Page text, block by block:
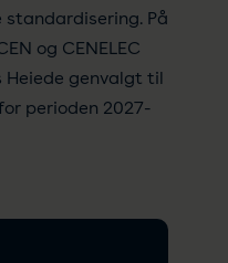
På
og CENELEC
Heiede genvalgt til
perioden 2027-